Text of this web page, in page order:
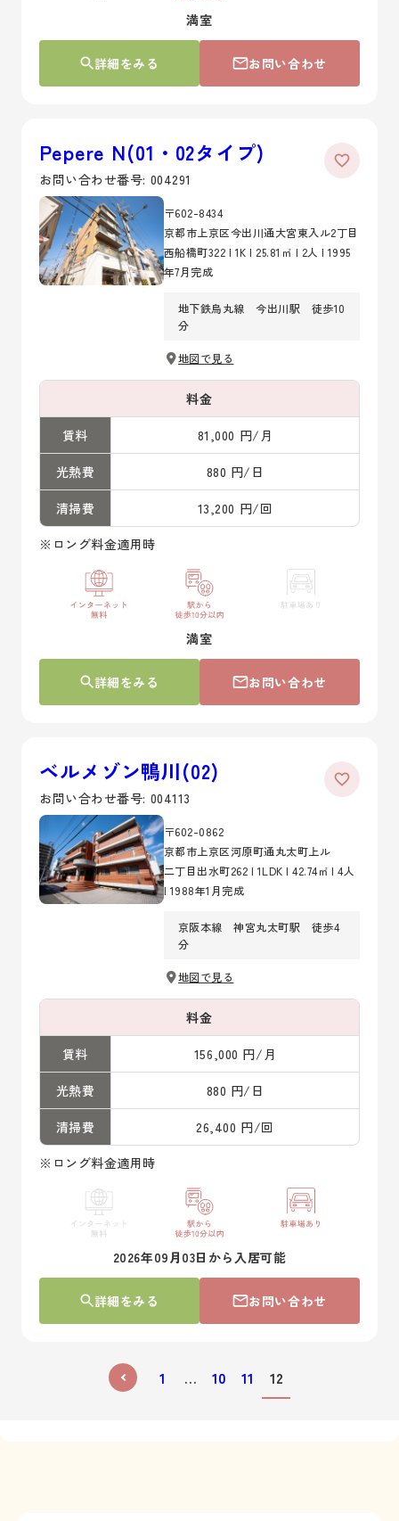
満室
詳細をみる お問い合わせ
Pepere N(01・02タイプ)
お問い合わせ番号: 004291
〒602-8434
京都市上京区今出川通大宮東入ル2丁目
西船橋町322 | 1K | 25.81㎡ | 2人 | 1995
年7月完成
地下鉄烏丸線 今出川駅 徒歩10
分
地図で見る
料金
賃料 81,000 円/月
光熱費 880 円/日
清掃費
13,200 円/回
※ロング料金適用時
満室
詳細をみる お問い合わせ
ベルメゾン鴨川(02)
お問い合わせ番号: 004113
〒602-0862
京都市上京区河原町通丸太町上ル
二丁目出水町262 | 1LDK | 42.74㎡ | 4人
| 1988年1月完成
京阪本線 神宮丸太町駅 徒歩4
分
地図で見る
料金
賃料 156,000 円/月
光熱費 880 円/日
清掃費
26,400 円/回
※ロング料金適用時
2026年09月03日から入居可能
詳細をみる お問い合わせ
1 … 10 11 12